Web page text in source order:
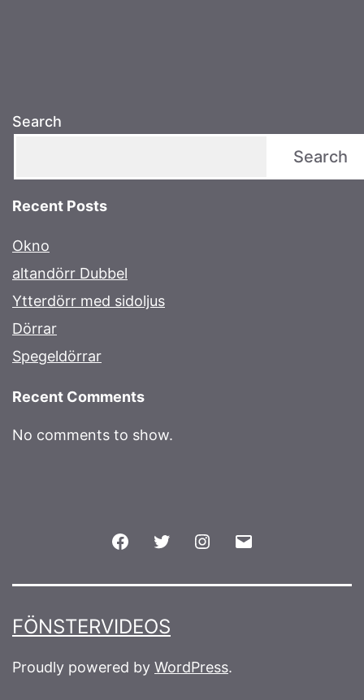
Search
Search
Recent Posts
Okno
altandörr Dubbel
Ytterdörr med sidoljus
Dörrar
Spegeldörrar
Recent Comments
No comments to show.
FacebookTwitter Instagram
FÖNSTERVIDEOS
Proudly powered by WordPress.